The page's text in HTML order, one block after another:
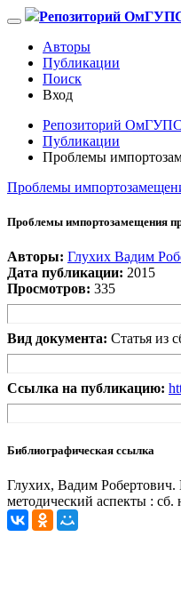
Репозиторий
Авторы
Публикации
Поиск
Вход
Репозиторий ОмГУПС
Публикации
Проблемы
Проблемы
Проблемы импортозамещения
Авторы: Глухих Вадим
Дата публикации: 2015
Просмотров: 335
Вид документа: Статья из
Ссылка на публикацию:
Библиографическая ссылка
Глухих, Вадим Робертович.
методический аспекты :